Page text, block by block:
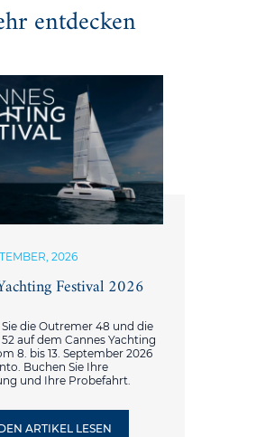
entdecken
2026
Festival 2026
die Outremer 48 und die
auf dem Cannes Yachting
8. bis 13. September 2026
Buchen Sie Ihre
und Ihre Probefahrt.
ARTIKEL LESEN